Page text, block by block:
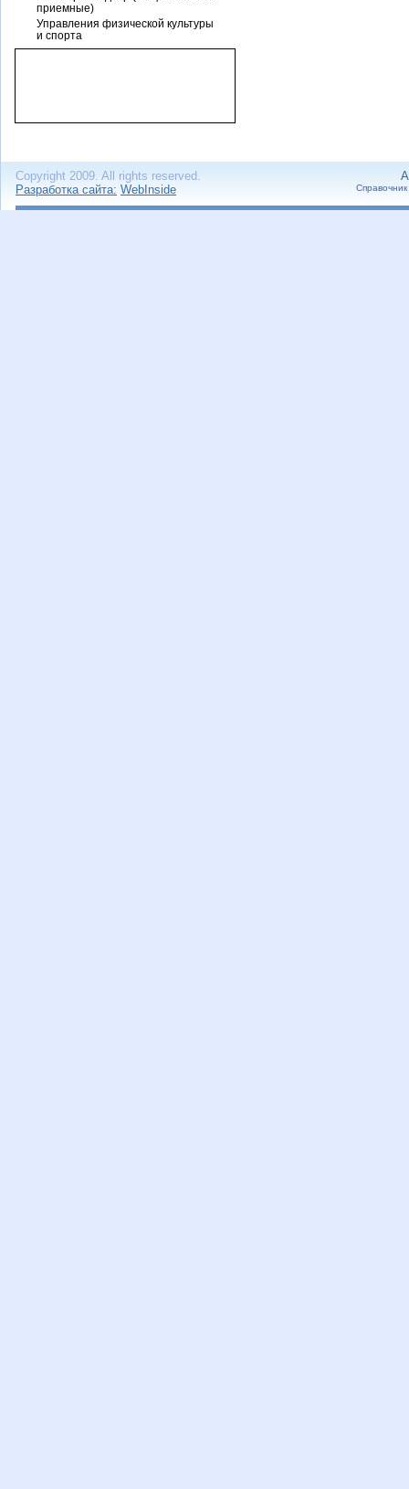
приемные)
Управления физической культуры
и спорта
Copyright 2009. All rights reserved.
Разработка сайта: WebInside